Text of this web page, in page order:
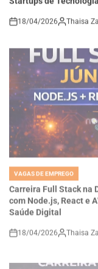
18/04/2026 Thaisa
POSTED
VAGAS DE EMPREGO
com Node.js, React e
Saúde Digital
on
18/04/2026